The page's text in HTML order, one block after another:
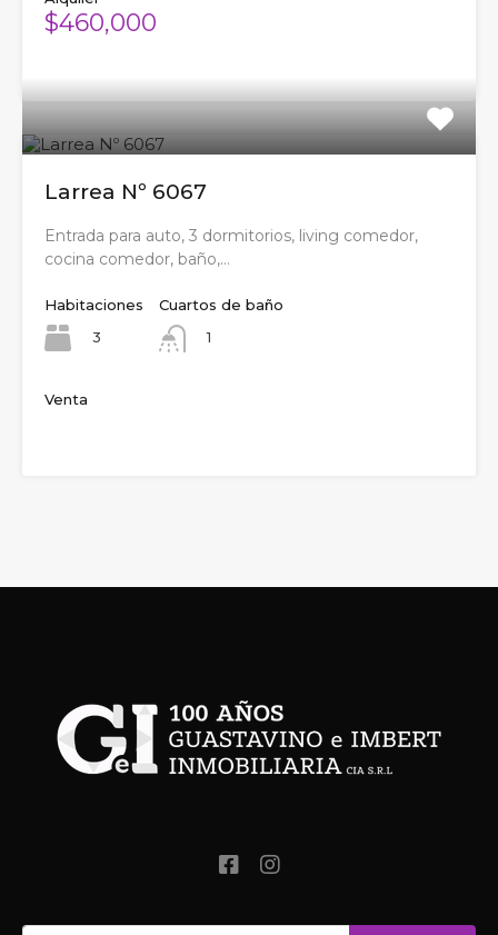
$460,000
Larrea Nº 6067
Entrada para auto, 3 dormitorios, living comedor,
cocina comedor, baño,…
Habitaciones
3
Cuartos de baño
1
Venta